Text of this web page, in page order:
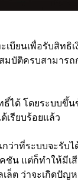
เบียนเพื่อรับสิทธิ
มบัติครบสามาร
ธิ์ได้ โดยระบบขึ้น
เรียบร้อยแล้ว
ว่าที่ระบบจะรับไ
ชัน แต่ก็ทำให้มีเ
ล็ต ว่าจะเกิดปัญ